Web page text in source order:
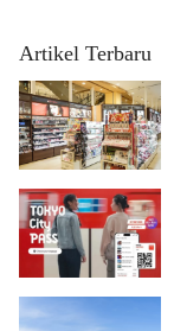
Artikel Terbaru